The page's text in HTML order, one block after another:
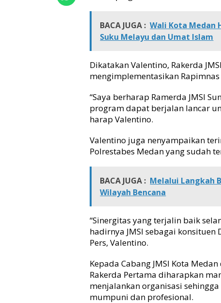
n
u
u
g
R
a
e
r
d
J
M
S
m
BACA JUGA : Wali Kota Medan
Suku Melayu dan Umat Islam
Dikatakan Valentino, Rakerda
mengimplementasikan
“Saya berharap Ramerda JMSI
program dapat berjalan lancar
harap Valentino.
Valentino juga nenyampaikan
Polrestabes Medan yang sudah
BACA JUGA : Melalui Langkah
Wilayah Bencana
“Sinergitas yang terjalin baik
hadirnya JMSI sebagai konsituen
Pers, Valentino.
Kepada Cabang JMSI Kota
Rakerda Pertama diharapkan
menjalankan organisasi
mumpuni dan profesional.